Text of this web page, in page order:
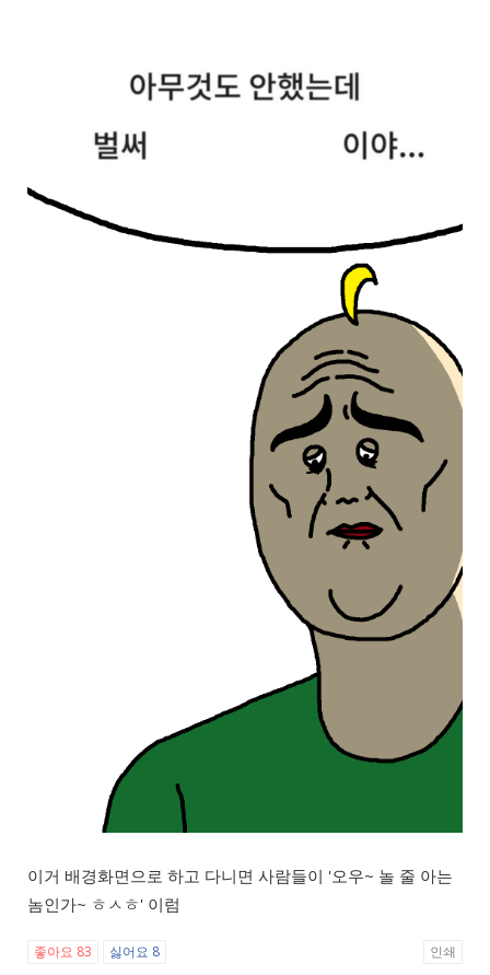
이거 배경화면으로 하고 다니면 사람들이 '오우~ 놀 줄 아는
놈인가~ ㅎㅅㅎ' 이럼
좋아요 83 싫어요 8 인쇄